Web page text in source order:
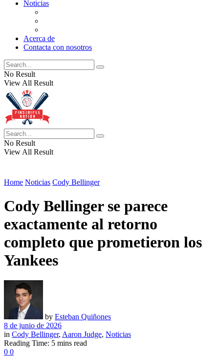
Noticias
Acerca de
Contacta con nosotros
No Result
View All Result
No Result
View All Result
Home Noticias Cody Bellinger
Cody Bellinger se parece
exactamente al retorno
completo que prometieron los
Yankees
by Esteban Quiñones
8 de junio de 2026
in Cody Bellinger, Aaron Judge, Noticias
Reading Time: 5 mins read
0 0